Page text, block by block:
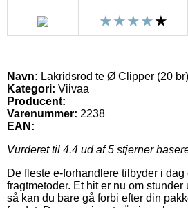
Navn: Lakridsrod te Ø Clipper (20 br)
Kategori: Viivaa
Producent:
Varenummer: 2238
EAN:
Vurderet til 4.4 ud af 5 stjerner
De fleste e-forhandlere tilbyder i
fragtmetoder. Et hit er nu om
så kan du bare gå forbi efter din